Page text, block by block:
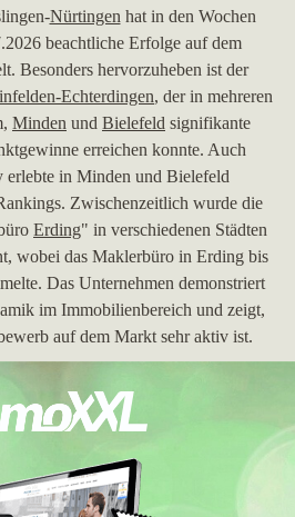
Nürtingen hat in den Wochen
beachtliche Erfolge auf dem
Besonders hervorzuheben ist der
Echterdingen, der in mehreren
Minden und Bielefeld signifikante
erreichen konnte. Auch
in Minden und Bielefeld
Zwischenzeitlich wurde die
Erding" in verschiedenen Städten
wobei das Maklerbüro in Erding bis
Das Unternehmen demonstriert
im Immobilienbereich und zeigt,
auf dem Markt sehr aktiv ist.
bis 26.06.2026 hat die